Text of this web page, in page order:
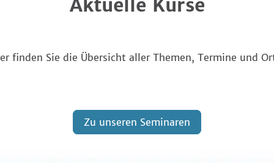
Aktuelle Kurse
finden Sie die Übersicht aller Themen, Termine und
Zu unseren Seminaren